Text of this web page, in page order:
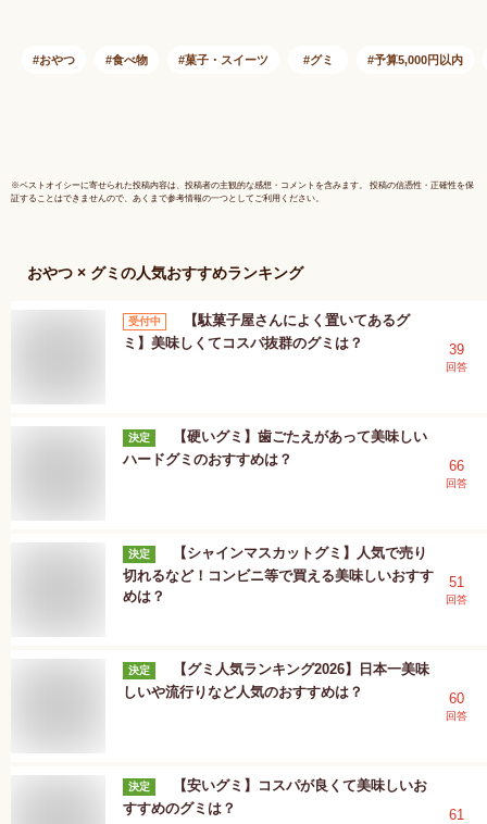
おやつ 食べ物 菓子・スイーツ グミ 予算5,000円以内
※ベストオイシーに寄せられた投稿内容は、投稿者の主観的な感想・コメントを含みます。 投稿の信憑性・正確性を保
証することはできませんので、あくまで参考情報の一つとしてご利用ください。
おやつ × グミ の人気おすすめランキング
受付中
【駄菓子屋さんによく置いてあるグ
ミ】美味しくてコスパ抜群のグミは？
39
回答
決定
【硬いグミ】歯ごたえがあって美味しい
ハードグミのおすすめは？
66
回答
決定
【シャインマスカットグミ】人気で売り
切れるなど！コンビニ等で買える美味しいおすす
めは？
51
回答
決定
【グミ人気ランキング2026】日本一美味
しいや流行りなど人気のおすすめは？
60
回答
決定
【安いグミ】コスパが良くて美味しいお
すすめのグミは？
61